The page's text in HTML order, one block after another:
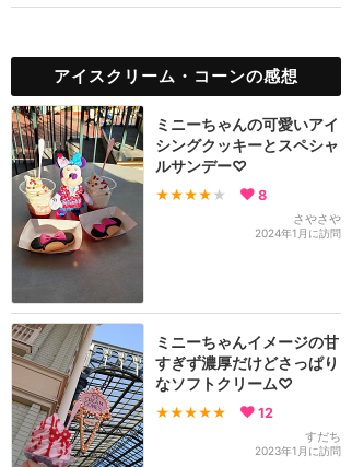
アイスクリーム・コーンの感想
ミニーちゃんの可愛いアイ
シングクッキーとスペシャ
ルサンデー♡
★★★★ ★ 8
さやさや
2024年1月に訪問
ミニーちゃんイメージの甘
すぎず濃厚だけどさっぱり
なソフトクリーム♡
★★★★★ 12
すだち
2023年1月に訪問